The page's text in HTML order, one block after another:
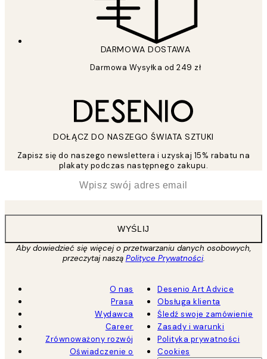
DARMOWA DOSTAWA
Darmowa Wysyłka od 249 zł
DOŁĄCZ DO NASZEGO ŚWIATA SZTUKI
Zapisz się do naszego newslettera i uzyskaj 15% rabatu na
plakaty podczas następnego zakupu.
WYŚLIJ
Aby dowiedzieć się więcej o przetwarzaniu danych osobowych,
przeczytaj naszą Polityce Prywatności.
O nas
Prasa
Wydawca
Career
Zrównoważony rozwój
Oświadczenie o
Desenio Art Advice
Obsługa klienta
Śledź swoje zamówienie
Zasady i warunki
Polityka prywatności
Cookies